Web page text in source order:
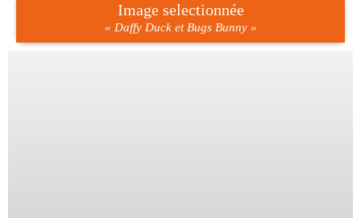
Image selectionnée
« Daffy Duck et Bugs Bunny »